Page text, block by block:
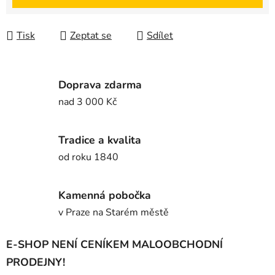
Tisk Zeptat se Sdílet
Doprava zdarma
nad 3 000 Kč
Tradice a kvalita
od roku 1840
Kamenná pobočka
v Praze na Starém městě
E-SHOP NENÍ CENÍKEM MALOOBCHODNÍ
PRODEJNY!